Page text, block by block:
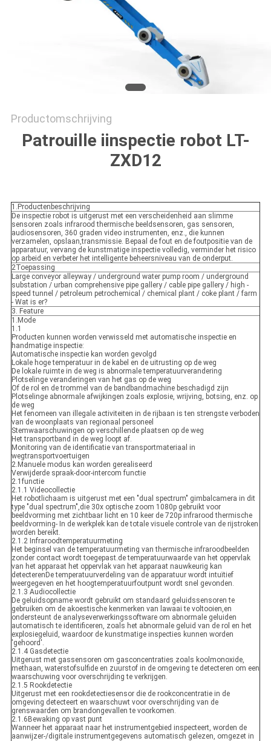
Productomschrijving
Patrouille iinspectie robot LT-
ZXD12
1.Productenbeschrijving
De inspectie robot is uitgerust met een verscheidenheid aan slimme
sensoren zoals infrarood thermische beeldsensoren, gas sensoren,
audiosensoren, 360 graden video instrumenten, enz., die kunnen
verzamelen, opslaan,transmissie. Bepaal de fout en de foutpositie van de
apparatuur, vervang de kunstmatige inspectie volledig, verminder het risico
op arbeid en verbeter het intelligente beheersniveau van de onderput.
2Toepassing
Large conveyor alleyway / underground water pump room / underground
substation / urban comprehensive pipe gallery / cable pipe gallery / high -
speed tunnel / petroleum petrochemical / chemical plant / coke plant / farm
- Wat is er?
3. Feature
1.Mode
1.1
Producten kunnen worden verwisseld met automatische inspectie en
handmatige inspectie:
Automatische inspectie kan worden gevolgd
Lokale hoge temperatuur in de kabel en de uitrusting op de weg
De lokale ruimte in de weg is abnormale temperatuurverandering
Plotselinge veranderingen van het gas op de weg
Of de rol en de trommel van de bandbandmachine beschadigd zijn
Plotselinge abnormale afwijkingen zoals explosie, wrijving, botsing, enz. op
de weg
Het fenomeen van illegale activiteiten in de rijbaan is ten strengste verboden
van de woonplaats van regionaal personeel
Stemwaarschuwingen op verschillende plaatsen op de weg
Het transportband in de weg loopt af.
Monitoring van de identificatie van transportmateriaal in
wegtransportvoertuigen
2.Manuele modus kan worden gerealiseerd
Verwijderde spraak-door-intercom functie
2.1functie
2.1.1 Videocollectie
Het robotlichaam is uitgerust met een "dual spectrum" gimbalcamera in dit
type "dual spectrum",die 30x optische zoom 1080p gebruikt voor
beeldvorming met zichtbaar licht en 10 keer de 720p infrarood thermische
beeldvorming- In de werkplek kan de totale visuele controle van de rijstroken
worden bereikt.
2.1.2 Infraroodtemperatuurmeting
Het beginsel van de temperatuurmeting van thermische infraroodbeelden
zonder contact wordt toegepast.de temperatuurwaarde van het oppervlak
van het apparaat het oppervlak van het apparaat nauwkeurig kan
detecterenDe temperatuurverdeling van de apparatuur wordt intuïtief
weergegeven en het hoogtemperatuurfoutpunt wordt snel gevonden.
2.1.3 Audiocollectie
De geluidsopname wordt gebruikt om standaard geluidssensoren te
gebruiken om de akoestische kenmerken van lawaai te voltooien,en
ondersteunt de analyseverwerkingssoftware om abnormale geluiden
automatisch te identificeren, zoals het abnormale geluid van de rol en het
explosiegeluid, waardoor de kunstmatige inspecties kunnen worden
'gehoord'.
2.1.4 Gasdetectie
Uitgerust met gassensoren om gasconcentraties zoals koolmonoxide,
methaan, waterstofsulfide en zuurstof in de omgeving te detecteren om een
waarschuwing voor overschrijding te verkrijgen.
2.1.5 Rookdetectie
Uitgerust met een rookdetectiesensor die de rookconcentratie in de
omgeving detecteert en waarschuwt voor overschrijding van de
grenswaarden om brandongevallen te voorkomen.
2.1.6Bewaking op vast punt
Wanneer het apparaat naar het instrumentgebied inspecteert, worden de
aanwijzer-/digitale instrumentgegevens automatisch gelezen, omgezet in